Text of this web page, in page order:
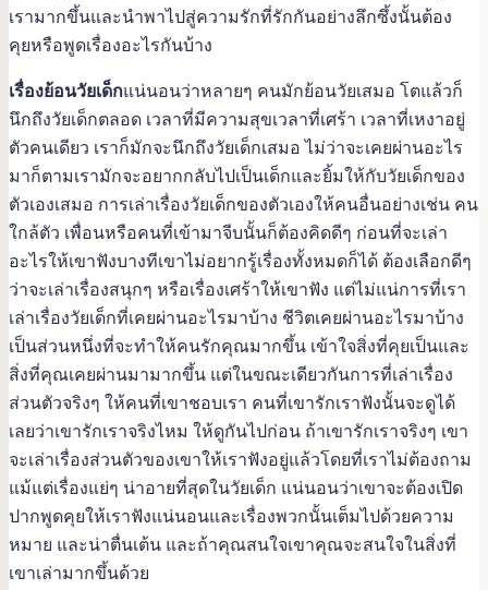
เรามากขึ้นและนำพาไปสู่ความรักที่รักกันอย่างลึกซึ้งนั้นต้อง
คุยหรือพูดเรื่องอะไรกันบ้าง
เรื่องย้อนวัยเด็กแน่นอนว่าหลายๆ คนมักย้อนวัยเสมอ โตแล้วก็
นึกถึงวัยเด็กตลอด เวลาที่มีความสุขเวลาที่เศร้า เวลาที่เหงาอยู่
ตัวคนเดียว เราก็มักจะนึกถึงวัยเด็กเสมอ ไม่ว่าจะเคยผ่านอะไร
มาก็ตามเรามักจะอยากกลับไปเป็นเด็กและยิ้มให้กับวัยเด็กของ
ตัวเองเสมอ การเล่าเรื่องวัยเด็กของตัวเองให้คนอื่นอย่างเช่น คน
ใกล้ตัว เพื่อนหรือคนที่เข้ามาจีบนั้นก็ต้องคิดดีๆ ก่อนที่จะเล่า
อะไรให้เขาฟังบางทีเขาไม่อยากรู้เรื่องทั้งหมดก็ได้ ต้องเลือกดีๆ
ว่าจะเล่าเรื่องสนุกๆ หรือเรื่องเศร้าให้เขาฟัง แต่ไม่แน่การที่เรา
เล่าเรื่องวัยเด็กที่เคยผ่านอะไรมาบ้าง ชีวิตเคยผ่านอะไรมาบ้าง
เป็นส่วนหนึ่งที่จะทำให้คนรักคุณมากขึ้น เข้าใจสิ่งที่คุยเป็นและ
สิ่งที่คุณเคยผ่านมามากขึ้น แต่ในขณะเดียวกันการที่เล่าเรื่อง
ส่วนตัวจริงๆ ให้คนที่เขาชอบเรา คนที่เขารักเราฟังนั้นจะดูได้
เลยว่าเขารักเราจริงไหม ให้ดูกันไปก่อน ถ้าเขารักเราจริงๆ เขา
จะเล่าเรื่องส่วนตัวของเขาให้เราฟังอยู่แล้วโดยที่เราไม่ต้องถาม
แม้แต่เรื่องแย่ๆ น่าอายที่สุดในวัยเด็ก แน่นอนว่าเขาจะต้องเปิด
ปากพูดคุยให้เราฟังแน่นอนและเรื่องพวกนั้นเต็มไปด้วยความ
หมาย และน่าตื่นเต้น และถ้าคุณสนใจเขาคุณจะสนใจในสิ่งที่
เขาเล่ามากขึ้นด้วย